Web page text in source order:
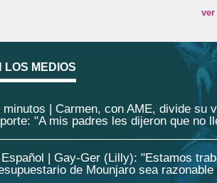
ver
LOS MEDIOS
minutos | Carmen, con AME, divide su
"A mis padres les dijeron que no
| Gay-Ger (Lilly): "Estamos
de Mounjaro sea